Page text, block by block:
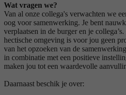
Wat vragen we?
Van al onze collega's verwachten we
oog voor samenwerking. Je bent
verplaatsen in de burger en je
hectische omgeving is voor jou geen
van het opzoeken van de
in combinatie met een positieve
maken jou tot een waardevolle
Daarnaast beschik je over: